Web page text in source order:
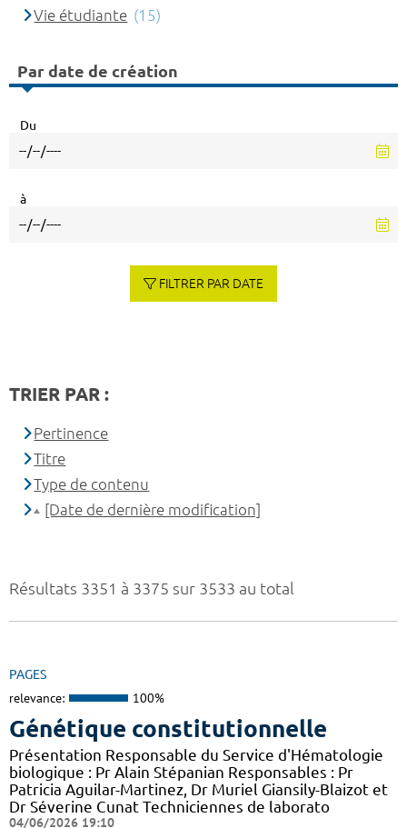
Résultats 3351 à 3375 sur 3533 au total
PAGES
relevance: 100%
Génétique constitutionnelle
Présentation Responsable du Service d'Hématologie
biologique : Pr Alain Stépanian Responsables : Pr
Patricia Aguilar-Martinez, Dr Muriel Giansily-Blaizot et
Dr Séverine Cunat Techniciennes de laborato
04/06/2026 19:10
Vie étudiante (15)
Par date de création
Du
à
FILTRER PAR DATE
TRIER PAR :
Pertinence
Titre
Type de contenu
[Date de dernière modification]